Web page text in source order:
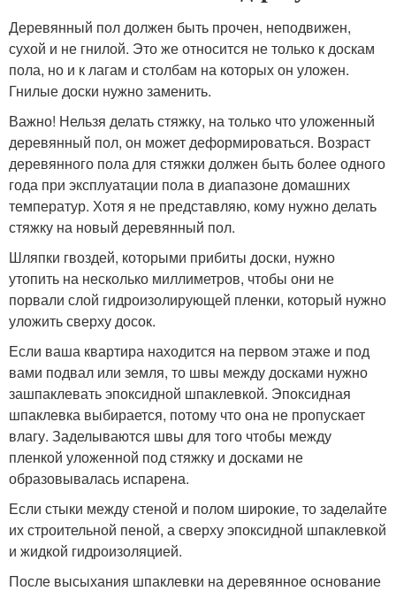
Деревянный пол должен быть прочен, неподвижен,
сухой и не гнилой. Это же относится не только к доскам
пола, но и к лагам и столбам на которых он уложен.
Гнилые доски нужно заменить.
Важно! Нельзя делать стяжку, на только что уложенный
деревянный пол, он может деформироваться. Возраст
деревянного пола для стяжки должен быть более одного
года при эксплуатации пола в диапазоне домашних
температур. Хотя я не представляю, кому нужно делать
стяжку на новый деревянный пол.
Шляпки гвоздей, которыми прибиты доски, нужно
утопить на несколько миллиметров, чтобы они не
порвали слой гидроизолирующей пленки, который нужно
уложить сверху досок.
Если ваша квартира находится на первом этаже и под
вами подвал или земля, то швы между досками нужно
зашпаклевать эпоксидной шпаклевкой. Эпоксидная
шпаклевка выбирается, потому что она не пропускает
влагу. Заделываются швы для того чтобы между
пленкой уложенной под стяжку и досками не
образовывалась испарена.
Если стыки между стеной и полом широкие, то заделайте
их строительной пеной, а сверху эпоксидной шпаклевкой
и жидкой гидроизоляцией.
После высыхания шпаклевки на деревянное основание